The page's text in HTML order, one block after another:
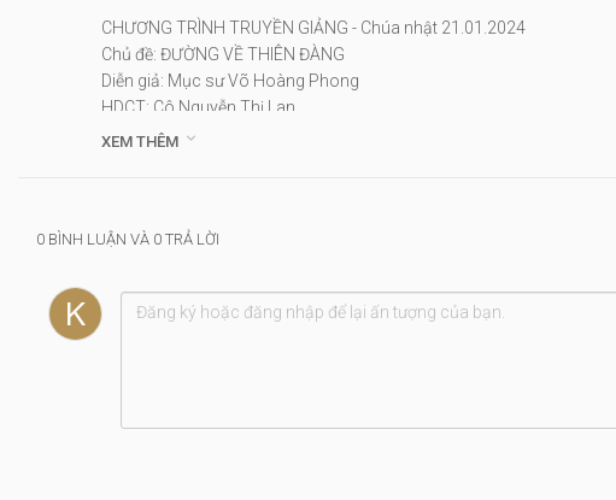
CHƯƠNG TRÌNH TRUYỀN GIẢNG - Chúa nhật 21.01.2024
Chủ đề: ĐƯỜNG VỀ THIÊN ĐÀNG
Diễn giả: Mục sư Võ Hoàng Phong
HDCT: Cô Nguyễn Thị Lan
Thể loại :Đà Nẵng
XEM THÊM 
0 BÌNH LUẬN VÀ 0 TRẢ LỜI